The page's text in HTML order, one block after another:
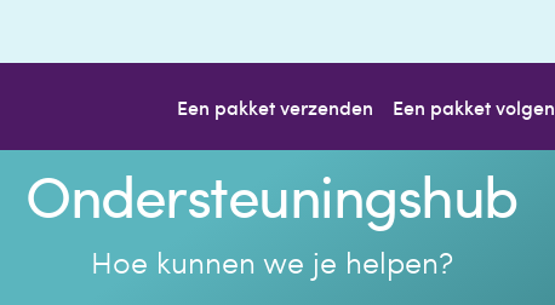
Een pakket verzenden Een pakket volgen
Ondersteuningshub
Hoe kunnen we je helpen?